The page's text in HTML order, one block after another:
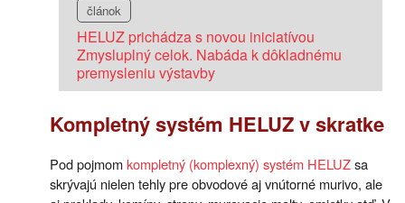
článok
HELUZ prichádza s novou iniciatívou
Zmysluplný celok. Nabáda k dôkladnému
premysleniu výstavby
Kompletný systém HELUZ v skratke
Pod pojmomkompletný (komplexný) systém HELUZsa
skrývajú nielen tehly pre obvodové aj vnútorné murivo, ale